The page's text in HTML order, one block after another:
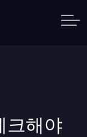
크해야